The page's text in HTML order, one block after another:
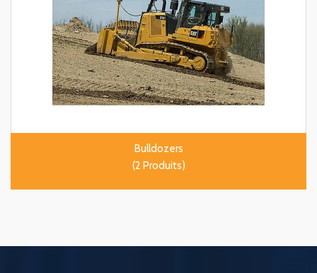
Bulldozers
(2 Produits)